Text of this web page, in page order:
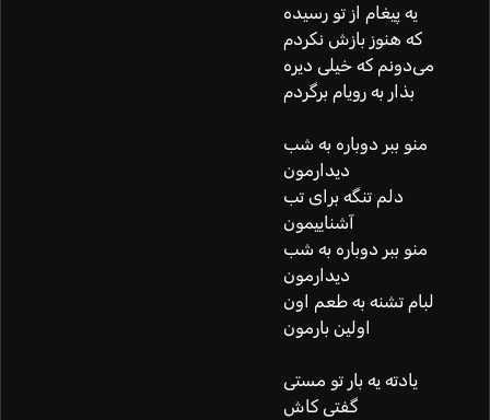
یه پیغام از تو رسیده
که هنوز بازش نکردم
می‌دونم که خیلی دیره
بذار به رویام برگردم
منو ببر دوباره به شب
دیدارمون
دلم تنگه برای تب
آشناییمون
منو ببر دوباره به شب
دیدارمون
لبام تشنه‌‌ به طعم اون
اولین بارمون
یادته یه بار تو مستی
گفتی کاش